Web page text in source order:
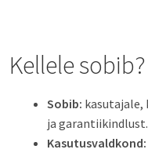
Kellele sobib?
Sobib: kasutajale,
ja garantiikindlust.
Kasutusvaldkond: